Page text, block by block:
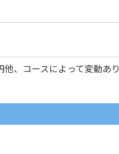
、コースによって変動あり